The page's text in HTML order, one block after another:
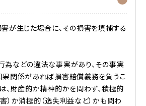
が生じた場合に、その損害を填補する
などの違法な事実があり、その事実
果関係があれば損害賠償義務を負うこ
、財産的か精神的かを問わず、積極的
）か消極的（逸失利益など）かも問わ